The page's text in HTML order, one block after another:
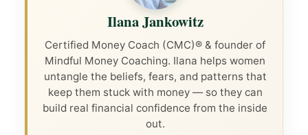
Ilana Jankowitz
Certified Money Coach (CMC)® & founder of
Mindful Money Coaching. Ilana helps women
untangle the beliefs, fears, and patterns that
keep them stuck with money — so they can
build real financial confidence from the inside
out.